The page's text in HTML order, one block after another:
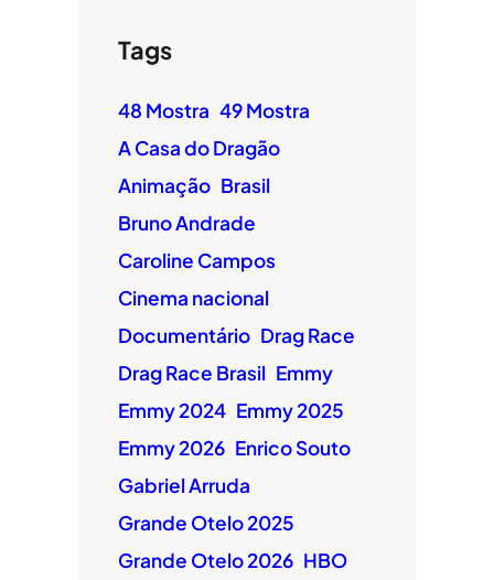
Tags
48 Mostra 49 Mostra
A Casa do Dragão
Animação Brasil
Bruno Andrade
Caroline Campos
Cinema nacional
Documentário Drag Race
Drag Race Brasil Emmy
Emmy 2024 Emmy 2025
Emmy 2026 Enrico Souto
Gabriel Arruda
Grande Otelo 2025
Grande Otelo 2026 HBO